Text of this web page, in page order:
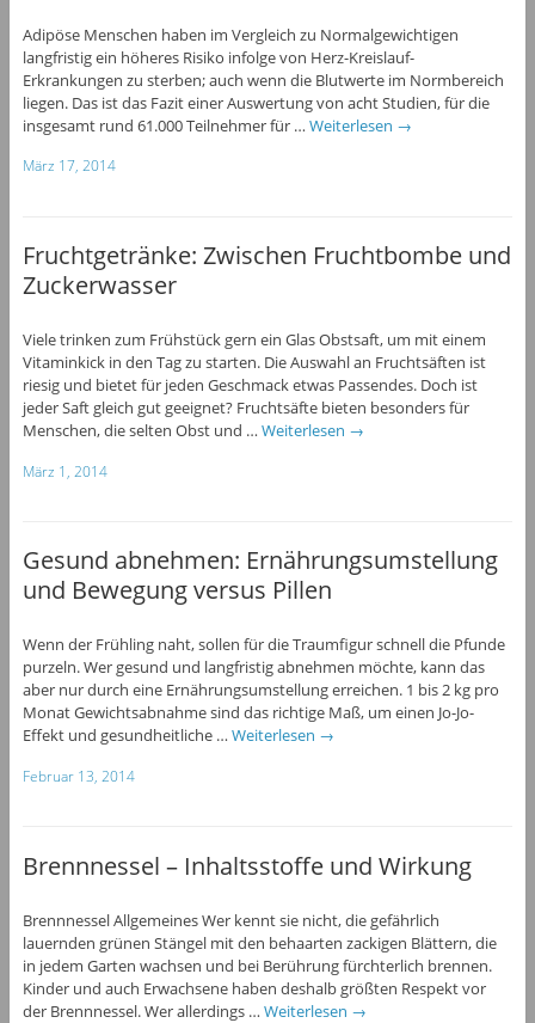
Adipöse Menschen haben im Vergleich zu Normalgewichtigen
langfristig ein höheres Risiko infolge von Herz-Kreislauf-
Erkrankungen zu sterben; auch wenn die Blutwerte im Normbereich
liegen. Das ist das Fazit einer Auswertung von acht Studien, für die
insgesamt rund 61.000 Teilnehmer für … Weiterlesen →
März 17, 2014
Fruchtgetränke: Zwischen Fruchtbombe und
Zuckerwasser
Viele trinken zum Frühstück gern ein Glas Obstsaft, um mit einem
Vitaminkick in den Tag zu starten. Die Auswahl an Fruchtsäften ist
riesig und bietet für jeden Geschmack etwas Passendes. Doch ist
jeder Saft gleich gut geeignet? Fruchtsäfte bieten besonders für
Menschen, die selten Obst und … Weiterlesen →
März 1, 2014
Gesund abnehmen: Ernährungsumstellung
und Bewegung versus Pillen
Wenn der Frühling naht, sollen für die Traumfigur schnell die Pfunde
purzeln. Wer gesund und langfristig abnehmen möchte, kann das
aber nur durch eine Ernährungsumstellung erreichen. 1 bis 2 kg pro
Monat Gewichtsabnahme sind das richtige Maß, um einen Jo-Jo-
Effekt und gesundheitliche … Weiterlesen →
Februar 13, 2014
Brennnessel – Inhaltsstoffe und Wirkung
Brennnessel Allgemeines Wer kennt sie nicht, die gefährlich
lauernden grünen Stängel mit den behaarten zackigen Blättern, die
in jedem Garten wachsen und bei Berührung fürchterlich brennen.
Kinder und auch Erwachsene haben deshalb größten Respekt vor
der Brennnessel. Wer allerdings … Weiterlesen →